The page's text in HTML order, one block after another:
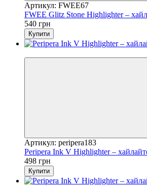
Артикул: FWEE67
FWEE Glitz Stone Highlighter –
540 грн
Купити
Артикул: peripera183
Peripera Ink V Highlighter –
498 грн
Купити